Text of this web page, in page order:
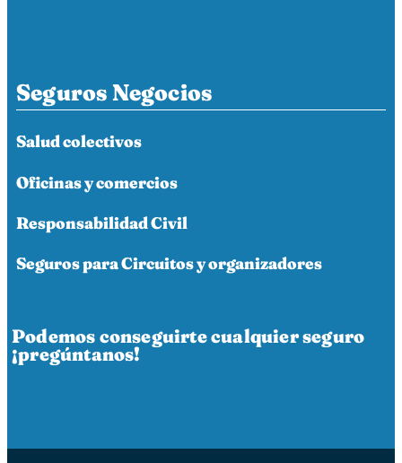
Seguros Negocios
Salud colectivos
Oficinas y comercios
Responsabilidad Civil
Seguros para Circuitos y organizadores
Podemos conseguirte cualquier seguro
¡pregúntanos!